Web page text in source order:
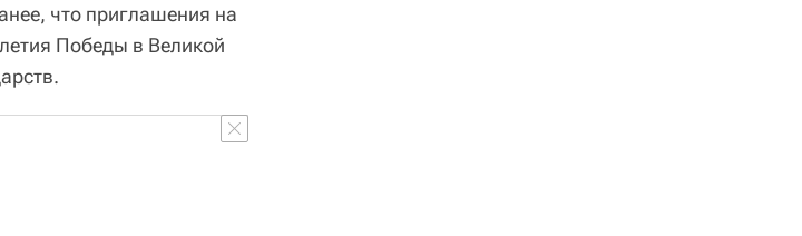
что приглашения на
Победы в Великой